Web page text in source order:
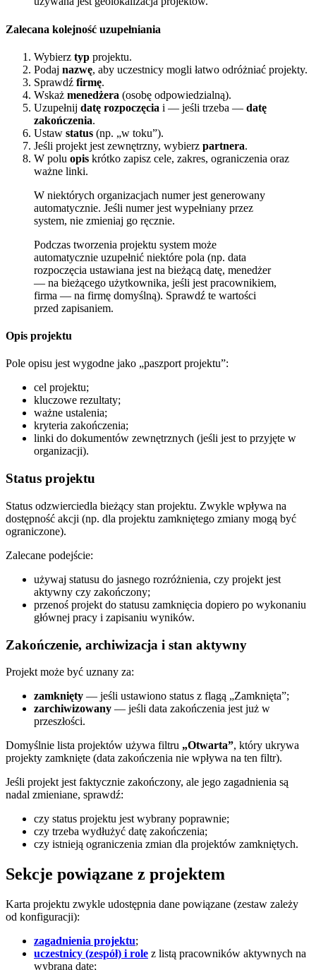
Zalecana kolejność uzupełniania
Wybierz typ projektu.
Podaj nazwę, aby uczestnicy mogli łatwo odróżniać projekty.
Sprawdź firmę.
Wskaż menedżera (osobę odpowiedzialną).
Uzupełnij datę rozpoczęcia i — jeśli trzeba — datę
zakończenia.
Ustaw status (np. „w toku”).
Jeśli projekt jest zewnętrzny, wybierz partnera.
W polu opis krótko zapisz cele, zakres, ograniczenia oraz
ważne linki.
W niektórych organizacjach numer jest generowany
automatycznie. Jeśli numer jest wypełniany przez
system, nie zmieniaj go ręcznie.
Podczas tworzenia projektu system może
automatycznie uzupełnić niektóre pola (np. data
rozpoczęcia ustawiana jest na bieżącą datę, menedżer
— na bieżącego użytkownika, jeśli jest pracownikiem,
firma — na firmę domyślną). Sprawdź te wartości
przed zapisaniem.
Opis projektu
Pole opisu jest wygodne jako „paszport projektu”:
cel projektu;
kluczowe rezultaty;
ważne ustalenia;
kryteria zakończenia;
linki do dokumentów zewnętrznych (jeśli jest to przyjęte w
organizacji).
Status projektu
Status odzwierciedla bieżący stan projektu. Zwykle wpływa na
dostępność akcji (np. dla projektu zamkniętego zmiany mogą być
ograniczone).
Zalecane podejście:
używaj statusu do jasnego rozróżnienia, czy projekt jest
aktywny czy zakończony;
przenoś projekt do statusu zamknięcia dopiero po wykonaniu
głównej pracy i zapisaniu wyników.
Zakończenie, archiwizacja i stan aktywny
Projekt może być uznany za:
zamknięty — jeśli ustawiono status z flagą „Zamknięta”;
zarchiwizowany — jeśli data zakończenia jest już w
przeszłości.
Domyślnie lista projektów używa filtru „Otwarta”, który ukrywa
projekty zamknięte (data zakończenia nie wpływa na ten filtr).
Jeśli projekt jest faktycznie zakończony, ale jego zagadnienia są
nadal zmieniane, sprawdź:
czy status projektu jest wybrany poprawnie;
czy trzeba wydłużyć datę zakończenia;
czy istnieją ograniczenia zmian dla projektów zamkniętych.
Sekcje powiązane z projektem
Karta projektu zwykle udostępnia dane powiązane (zestaw zależy
od konfiguracji):
zagadnienia projektu;
uczestnicy (zespół) i role z listą pracowników aktywnych na
wybraną datę;